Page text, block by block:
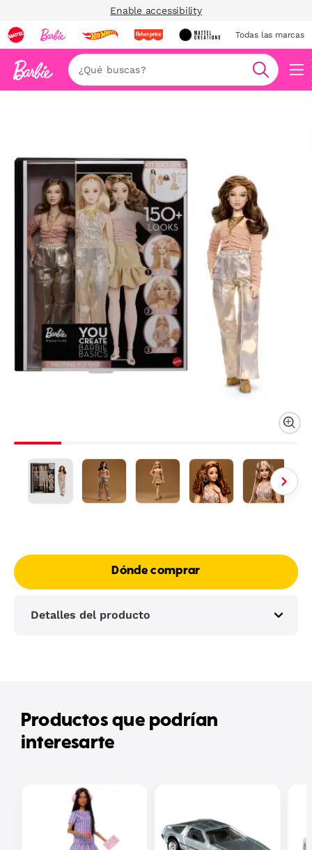
Enable accessibility
Todas las marcas
Buscar
Dónde comprar
Detalles del producto
Productos que podrían
interesarte